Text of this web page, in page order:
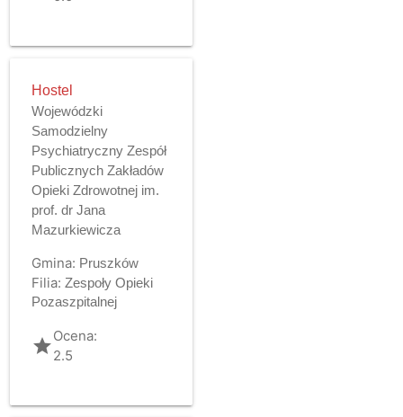
Hostel
Wojewódzki
Samodzielny
Psychiatryczny Zespół
Publicznych Zakładów
Opieki Zdrowotnej im.
prof. dr Jana
Mazurkiewicza
Gmina: Pruszków
Filia: Zespoły Opieki
Pozaszpitalnej
gradeOcena:
2.5